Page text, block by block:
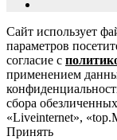
Сайт использует
параметров
согласие с
применением
сбора
«Liveinternet»,
Принять